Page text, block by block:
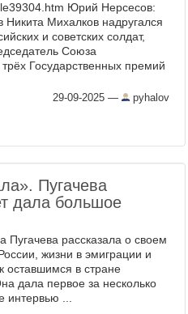
Юрий Нерсесов:
Никита Михалков надругался
и советских солдат,
Союза
Государственных премий
29-09-2025 — pyhalov
Пугачева
дала большое
Пугачева рассказала о своем
жизни в эмиграции и
оставшимся в стране
дала первое за несколько
интервью ...